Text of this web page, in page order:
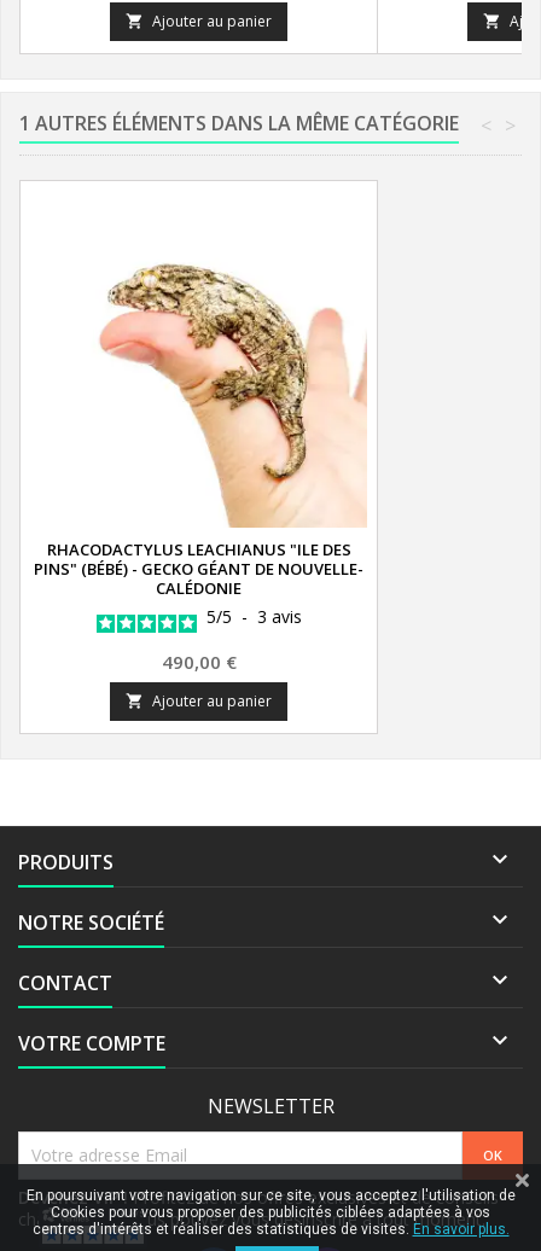
 Ajouter au panier 
1 AUTRES ÉLÉMENTS DANS LA MÊME CATÉGORIE >
<
RHACODACTYLUS LEACHIANUS "ILE DES
PINS" (BÉBÉ) - GECKO GÉANT DE NOUVELLE-
CALÉDONIE
5/5 - 3 avis
Prix
490,00 €
 Ajouter au panier
PRODUITS 
NOTRE SOCIÉTÉ 
CONTACT 
VOTRE COMPTE 
NEWSLETTER
Devenez VIP !Profitez de nos offres exclusives et de conseils
chaque mois. Vous pouvez vous désinscrire à tout moment.
En poursuivant votre navigation sur ce site, vous acceptez l'utilisation de
Cookies pour vous proposer des publicités ciblées adaptées à vos
centres d'intérêts et réaliser des statistiques de visites. En savoir plus.